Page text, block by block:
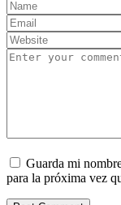
Guarda mi
para la próxima vez